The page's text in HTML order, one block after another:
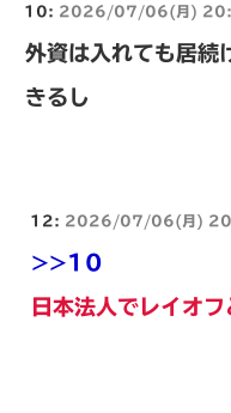
10: 2026/07/06(月)
外資は入れても居続
きるし
12: 2026/07/06(月)
>>10
日本法人でレイオ